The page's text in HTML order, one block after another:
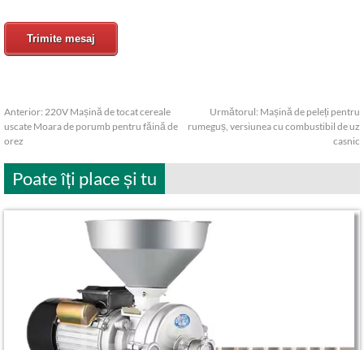
Trimite mesaj
Anterior: 220V Mașină de tocat cereale
uscate Moara de porumb pentru făină de
orez
Următorul: Mașină de peleți pentru
rumeguș, versiunea cu combustibil de uz
casnic
Poate îți place și tu